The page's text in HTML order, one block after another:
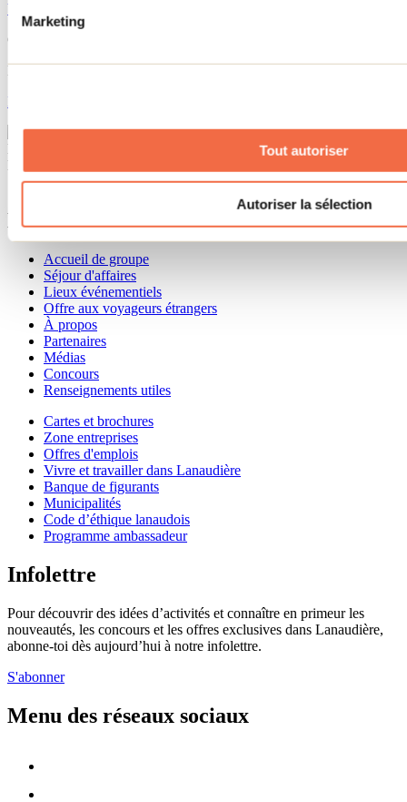
Marketing
Tout autoriser
Autoriser la sélection
Voir la carte
Cet attrait fait partie de
Municipalité de Saint-Donat
En savoir plus
Le Cap de la Fée
Visualiser dans Google Map
Besoin d'information?
1 800 363-2788
Menu pied de page
Accueil de groupe
Séjour d'affaires
Lieux événementiels
Offre aux voyageurs étrangers
À propos
Partenaires
Médias
Concours
Renseignements utiles
Cartes et brochures
Zone entreprises
Offres d'emplois
Vivre et travailler dans Lanaudière
Banque de figurants
Municipalités
Code d’éthique lanaudois
Programme ambassadeur
Infolettre
Pour découvrir des idées d’activités et connaître en primeur les
nouveautés, les concours et les offres exclusives dans Lanaudière,
abonne-toi dès aujourd’hui à notre infolettre.
S'abonner
Menu des réseaux sociaux